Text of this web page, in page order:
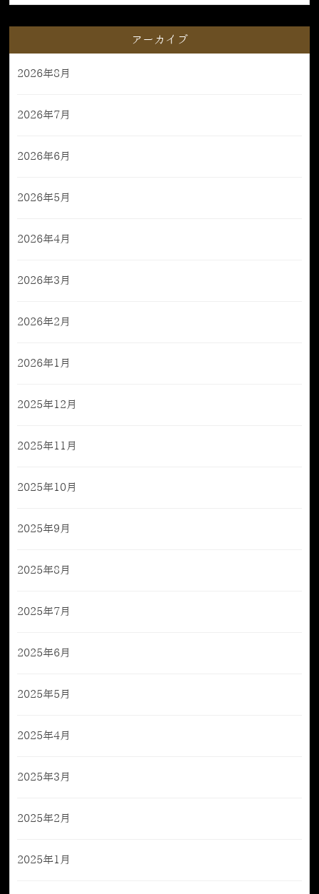
アーカイブ
2026年8月
2026年7月
2026年6月
2026年5月
2026年4月
2026年3月
2026年2月
2026年1月
2025年12月
2025年11月
2025年10月
2025年9月
2025年8月
2025年7月
2025年6月
2025年5月
2025年4月
2025年3月
2025年2月
2025年1月